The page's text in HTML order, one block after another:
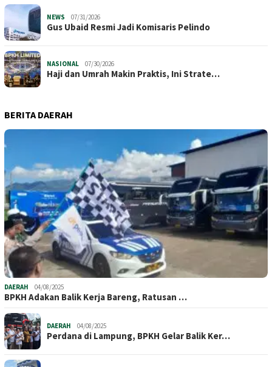
NEWS 07/31/2026
​Gus Ubaid Resmi Jadi Komisaris Pelindo
NASIONAL 07/30/2026
Haji dan Umrah Makin Praktis, Ini Strate…
BERITA DAERAH
DAERAH 04/08/2025
BPKH Adakan Balik Kerja Bareng, Ratusan …
DAERAH 04/08/2025
Perdana di Lampung, BPKH Gelar Balik Ker…